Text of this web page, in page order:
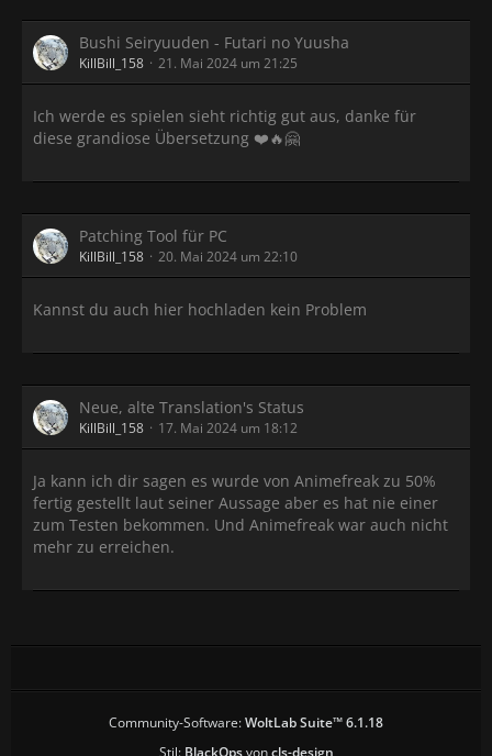
Bushi Seiryuuden - Futari no Yuusha
KillBill_158 21. Mai 2024 um 21:25
Ich werde es spielen sieht richtig gut aus, danke für
diese grandiose Übersetzung ❤️🔥🤗
Patching Tool für PC
KillBill_158 20. Mai 2024 um 22:10
Kannst du auch hier hochladen kein Problem
Neue, alte Translation's Status
KillBill_158 17. Mai 2024 um 18:12
Ja kann ich dir sagen es wurde von Animefreak zu 50%
fertig gestellt laut seiner Aussage aber es hat nie einer
zum Testen bekommen. Und Animefreak war auch nicht
mehr zu erreichen.
Community-Software:WoltLab Suite™ 6.1.18
Stil: BlackOpsvoncls-design